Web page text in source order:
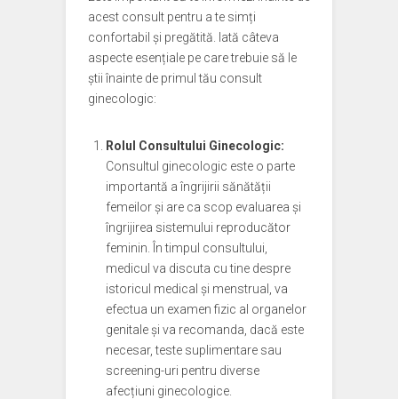
acest consult pentru a te simți
confortabil și pregătită. Iată câteva
aspecte esențiale pe care trebuie să le
știi înainte de primul tău consult
ginecologic:
Rolul Consultului Ginecologic:
Consultul ginecologic este o parte
importantă a îngrijirii sănătății
femeilor și are ca scop evaluarea și
îngrijirea sistemului reproducător
feminin. În timpul consultului,
medicul va discuta cu tine despre
istoricul medical și menstrual, va
efectua un examen fizic al organelor
genitale și va recomanda, dacă este
necesar, teste suplimentare sau
screening-uri pentru diverse
afecțiuni ginecologice.